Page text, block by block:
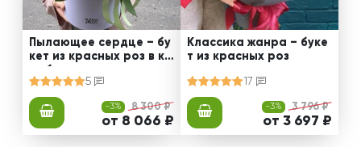
Пылающее сердце – бу
кет из красных роз в ко
робке
5
-3% 8 300 ₽
от 8 066 ₽
Классика жанра – буке
т из красных роз
17
-3% 3 796 ₽
от 3 697 ₽